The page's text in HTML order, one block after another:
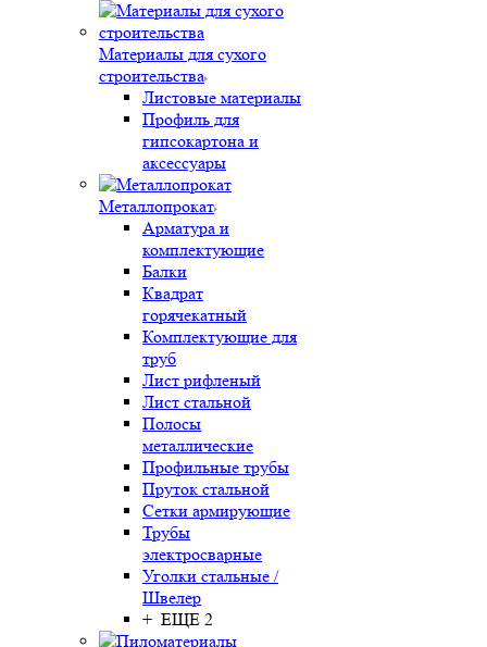
Материалы для сухого
строительства
Листовые материалы
Профиль для
гипсокартона и
аксессуары
Металлопрокат
Арматура и
комплектующие
Балки
Квадрат
горячекатный
Комплектующие для
труб
Лист рифленый
Лист стальной
Полосы
металлические
Профильные трубы
Пруток стальной
Сетки армирующие
Трубы
электросварные
Уголки стальные /
Швелер
+ ЕЩЕ 2